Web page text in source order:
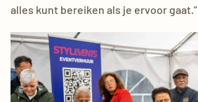
alles kunt bereiken als je ervoor gaat.”